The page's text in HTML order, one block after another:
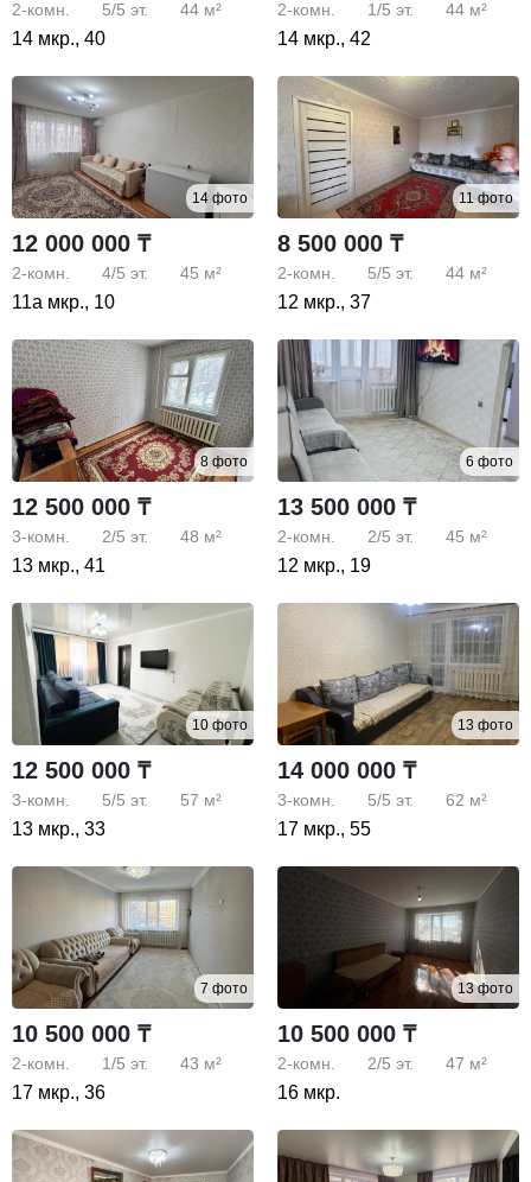
2-комн. 5/5 эт. 44 м²
14 мкр., 40
2-комн. 1/5 эт. 44 м²
14 мкр., 42
14 фото
12 000 000 ₸
2-комн. 4/5 эт. 45 м²
11а мкр., 10
11 фото
8 500 000 ₸
2-комн. 5/5 эт. 44 м²
12 мкр., 37
8 фото
12 500 000 ₸
3-комн. 2/5 эт. 48 м²
13 мкр., 41
6 фото
13 500 000 ₸
2-комн. 2/5 эт. 45 м²
12 мкр., 19
10 фото
12 500 000 ₸
3-комн. 5/5 эт. 57 м²
13 мкр., 33
13 фото
14 000 000 ₸
3-комн. 5/5 эт. 62 м²
17 мкр., 55
7 фото
10 500 000 ₸
2-комн. 1/5 эт. 43 м²
17 мкр., 36
13 фото
10 500 000 ₸
2-комн. 2/5 эт. 47 м²
16 мкр.